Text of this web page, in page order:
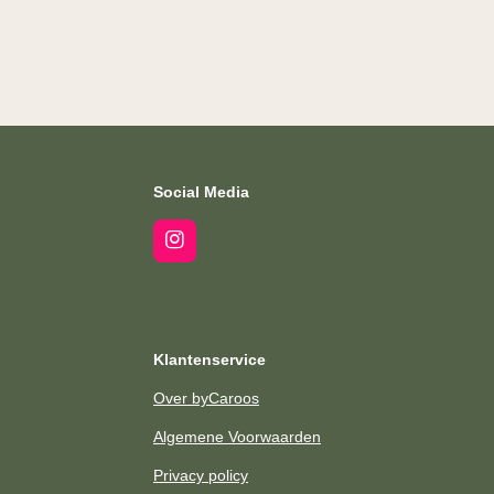
Social Media
I
n
r
m
Klantenservice
Over byCaroos
Algemene Voorwaarden
Privacy policy